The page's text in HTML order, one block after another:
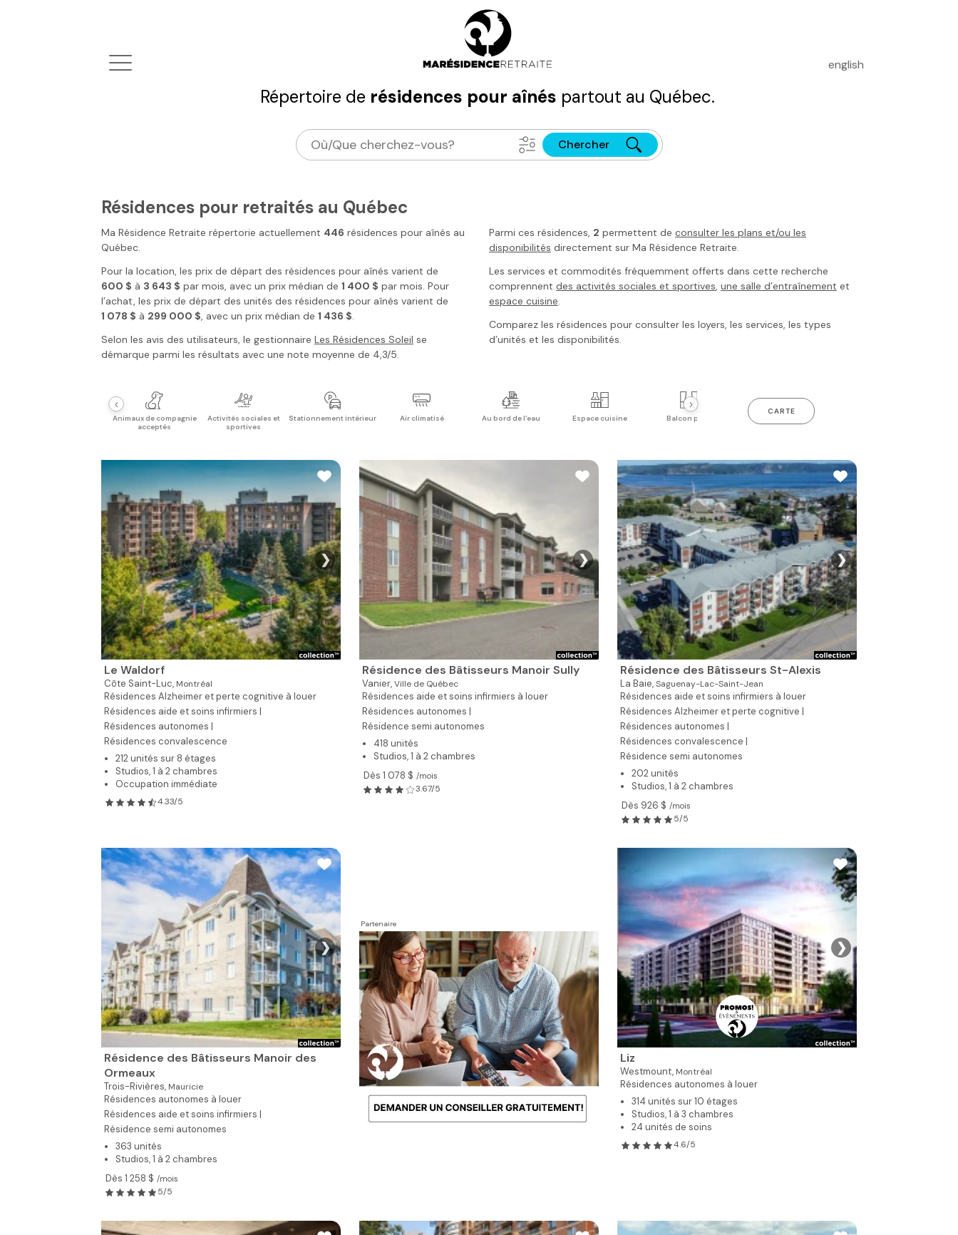
Répertoire de résidences pour aînés partout au Québec.
english
Chercher
Résidences pour retraités au Québec
Ma Résidence Retraite répertorie actuellement 446 résidences pour aînés au
Québec.
Pour la location, les prix de départ des résidences pour aînés varient de
600 $ à 3 643 $ par mois, avec un prix médian de 1 400 $ par mois. Pour
l’achat, les prix de départ des unités des résidences pour aînés varient de
1 078 $ à 299 000 $, avec un prix médian de 1 436 $.
Selon les avis des utilisateurs, le gestionnaire Les Résidences Soleil se
démarque parmi les résultats avec une note moyenne de 4,3/5.
Parmi ces résidences, 2 permettent de consulter les plans et/ou les
disponibilités directement sur Ma Résidence Retraite.
Les services et commodités fréquemment offerts dans cette recherche
comprennent des activités sociales et sportives, une salle d’entraînement et
espace cuisine.
Comparez les résidences pour consulter les loyers, les services, les types
d’unités et les disponibilités.
Animaux de compagnie
acceptés
Activités sociales et
sportives
Stationnement intérieur Air climatisé Au bord de l'eau Espace cuisine Balcon privé Piscine intérieure
‹ ›
CARTE
❯
Le Waldorf
Côte Saint-Luc, Montréal
Résidences Alzheimer et perte cognitive à louer
Résidences aide et soins infirmiers |
Résidences autonomes |
Résidences convalescence
212 unités sur 8 étages
Studios, 1 à 2 chambres
Occupation immédiate
4.33/5
❯
Résidence des Bâtisseurs Manoir Sully
Vanier,Ville de Québec
Résidences aide et soins infirmiers à louer
Résidences autonomes |
Résidence semi autonomes
418 unités
Studios, 1 à 2 chambres
Dès 1 078 $ /mois
3.67/5
❯
Résidence des Bâtisseurs St-Alexis
La Baie,Saguenay-Lac-Saint-Jean
Résidences aide et soins infirmiers à louer
Résidences Alzheimer et perte cognitive |
Résidences autonomes |
Résidences convalescence |
Résidence semi autonomes
202 unités
Studios, 1 à 2 chambres
Dès 926 $ /mois
5/5
❯
Résidence des Bâtisseurs Manoir des
Ormeaux
Trois-Rivières, Mauricie
Résidences autonomes à louer
Résidences aide et soins infirmiers |
Résidence semi autonomes
363 unités
Studios, 1 à 2 chambres
Dès 1 258 $ /mois
5/5
Partenaire
❯
Liz
Westmount, Montréal
Résidences autonomes à louer
314 unités sur 10 étages
Studios, 1 à 3 chambres
24 unités de soins
4.6/5